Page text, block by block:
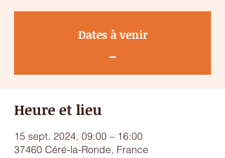
Dates à venir
Heure et lieu
15 sept. 2024, 09:00 – 16:00
37460 Céré-la-Ronde, France